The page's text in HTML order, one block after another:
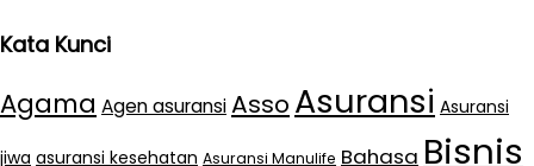
Kata Kunci
Agama Agen asuransiAsso Asuransi Asuransi
jiwa asuransi kesehatan Asuransi Manulife Bahasa Bisnis